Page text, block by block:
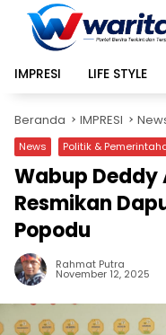
Langsung
konten
IMPRESI
LIFE STYLE
Beranda IMPRESI
News Politik &
Wabup Deddy
Resmikan
Popodu
Rahmat Putra
November 12, 2025